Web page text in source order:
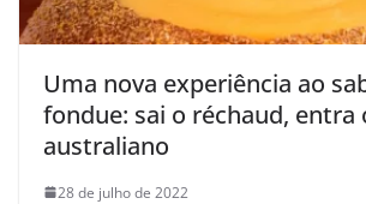
Uma nova experiência ao
fondue: sai o réchaud, entra
australiano
28 de julho de 2022